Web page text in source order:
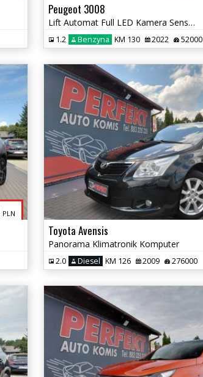
Peugeot 3008
Lift Automat Full LED Kamera Sensor Elektryka Ks.Serwisowa PDC Alu
1.2 Benzyna KM 130 2022 52000
PLN
Toyota Avensis
Panorama Klimatronik Komputer
2.0 Diesel KM 126 2009 276000